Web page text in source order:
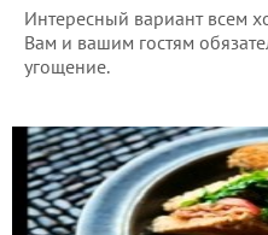
Интересный вариант всем
Вам и вашим гостям
угощение.